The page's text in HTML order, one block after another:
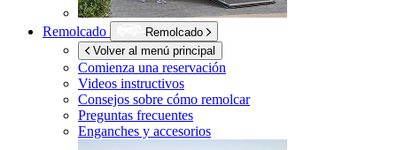
Remolcado
Remolcado
Volver al menú principal
Comienza una reservación
Videos instructivos
Consejos sobre cómo remolcar
Preguntas frecuentes
Enganches y accesorios